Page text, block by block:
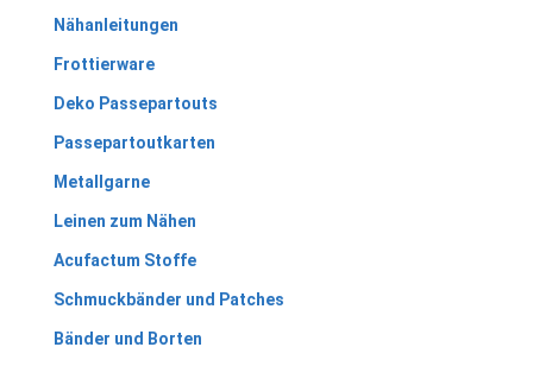
Nähanleitungen
Frottierware
Deko Passepartouts
Passepartoutkarten
Metallgarne
Leinen zum Nähen
Acufactum Stoffe
Schmuckbänder und Patches
Bänder und Borten